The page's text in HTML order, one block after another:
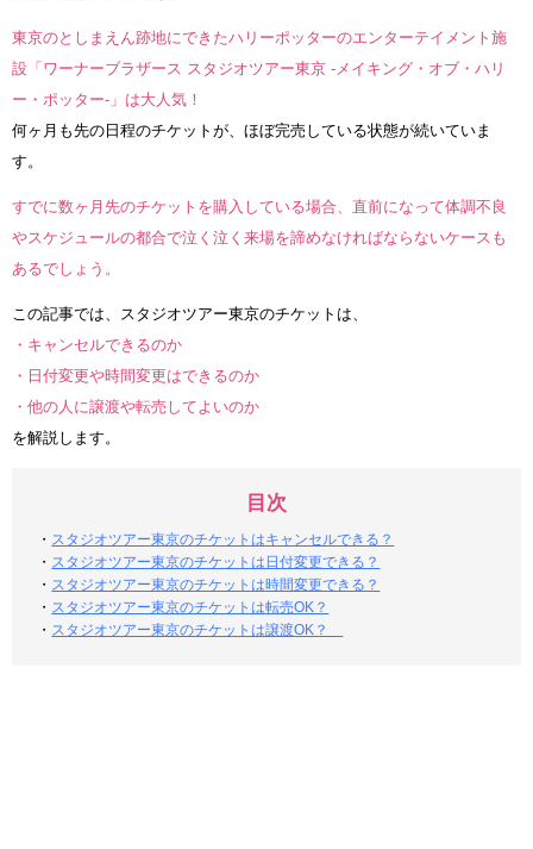
東京のとしまえん跡地にできたハリーポッターのエンターテイメント施
設「ワーナーブラザース スタジオツアー東京 -メイキング・オブ・ハリ
ー・ポッター-」は大人気！
何ヶ月も先の日程のチケットが、ほぼ完売している状態が続いていま
す。
すでに数ヶ月先のチケットを購入している場合、直前になって体調不良
やスケジュールの都合で泣く泣く来場を諦めなければならないケースも
あるでしょう。
この記事では、スタジオツアー東京のチケットは、
・キャンセルできるのか
・日付変更や時間変更はできるのか
・他の人に譲渡や転売してよいのか
を解説します。
目次
・ スタジオツアー東京のチケットはキャンセルできる？
・ スタジオツアー東京のチケットは日付変更できる？
・ スタジオツアー東京のチケットは時間変更できる？
・ スタジオツアー東京のチケットは転売OK？
・ スタジオツアー東京のチケットは譲渡OK？